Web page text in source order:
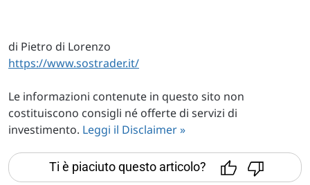
di Pietro di Lorenzo
https://www.sostrader.it/
Le informazioni contenute in questo sito non
costituiscono consigli né offerte di servizi di
investimento. Leggi il Disclaimer »
Ti è piaciuto questo articolo?